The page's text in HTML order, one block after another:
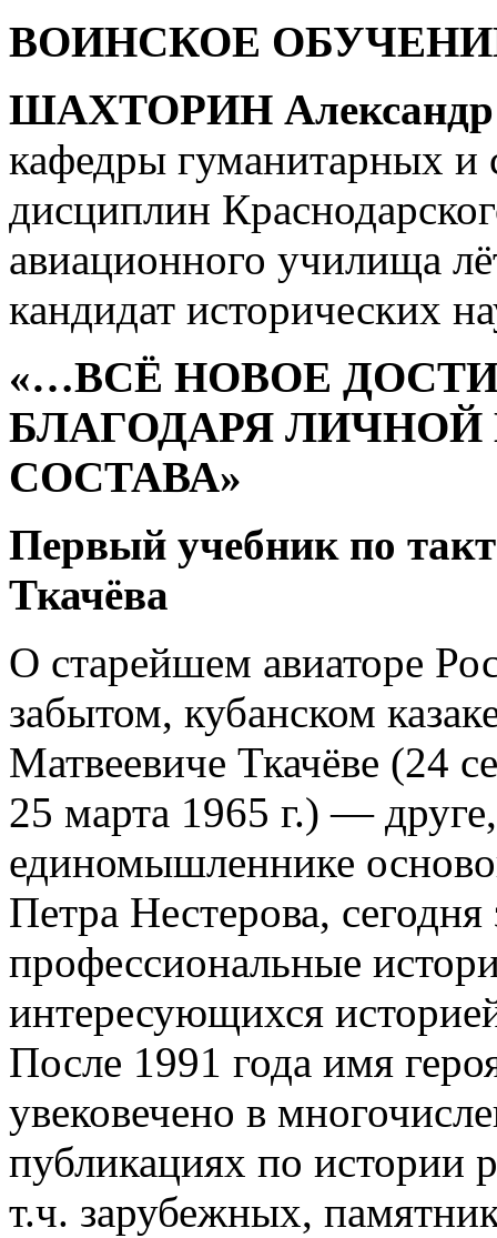
ВОИНСКОЕ
ШАХТОРИН Александр
кафедры гуманитарных и
дисциплин
авиационного училища
кандидат исторических
«…ВСЁ НОВОЕ
БЛАГОДАРЯ
СОСТАВА»
Первый учебник по
Ткачёва
О старейшем авиаторе
забытом, кубанском
Матвеевиче Ткачёве (24
25 марта 1965 г.) —
единомышленнике
Петра Нестерова,
профессиональные
интересующихся
После 1991 года имя
увековечено в
публикациях по истории
т.ч. зарубежных,